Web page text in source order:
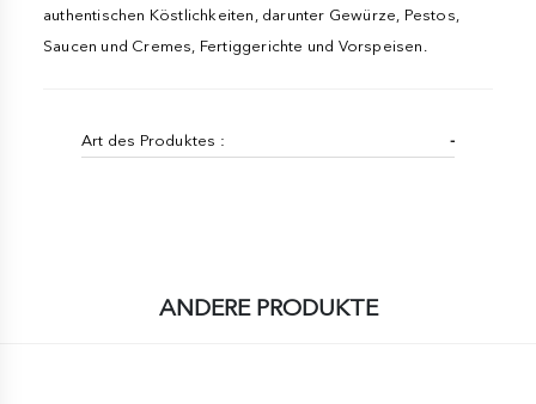
authentischen Köstlichkeiten, darunter Gewürze, Pestos,
Saucen und Cremes, Fertiggerichte und Vorspeisen.
Art des Produktes : -
ANDERE PRODUKTE